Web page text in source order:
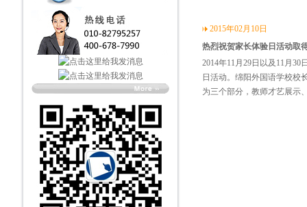
2015年02月10日
热烈祝贺家长体验日活动取
2014年11月29日以及11月
日活动。绵阳外国语学校校
为三个部分，教师才艺展示